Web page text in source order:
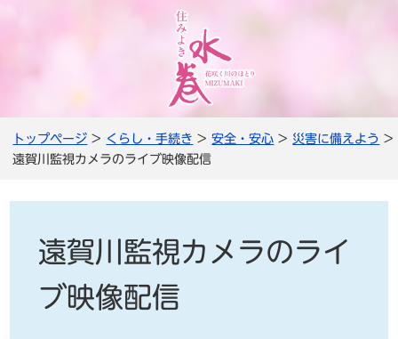
トップページ > くらし・手続き >安全・安心 > 災害に備えよう >
遠賀川監視カメラのライブ映像配信
遠賀川監視カメラのライ
ブ映像配信